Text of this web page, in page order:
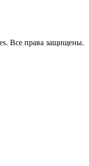
Все права защищены.